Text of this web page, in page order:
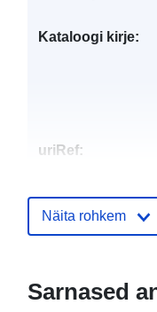
Kataloogi kirje:
uriRef:
Näita rohkem
Sarnased